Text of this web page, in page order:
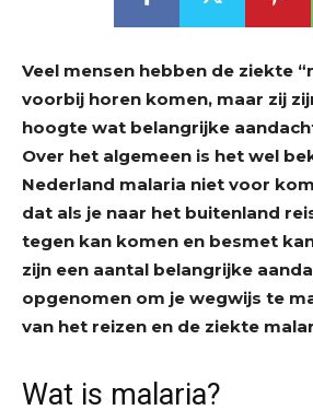
Veel mensen hebben de ziekte
voorbij horen komen, maar zij
hoogte wat belangrijke
Over het algemeen is het wel
Nederland malaria niet voor
dat als je naar het buitenland
tegen kan komen en besmet
zijn een aantal belangrijke
opgenomen om je wegwijs te
van het reizen en de ziekte
Wat is malaria?